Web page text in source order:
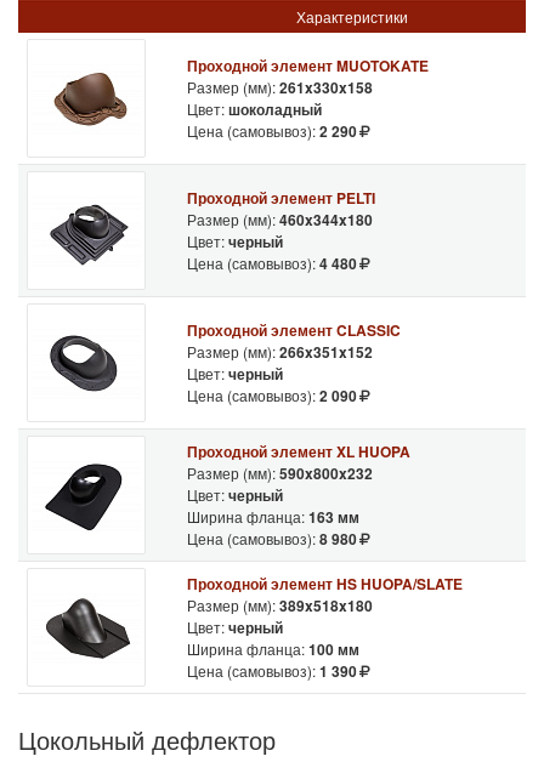
Характеристики
Проходной элемент MUOTOKATE
Размер (мм):261x330x158
Цвет:шоколадный
Цена (самовывоз):2 290
Проходной элемент PELTI
Размер (мм):460x344x180
Цвет:черный
Цена (самовывоз):4 480
Проходной элемент CLASSIC
Размер (мм):266x351x152
Цвет:черный
Цена (самовывоз):2 090
Проходной элемент XL HUOPA
Размер (мм):590x800x232
Цвет:черный
Ширина фланца:163 мм
Цена (самовывоз):8 980
Проходной элемент HS HUOPA/SLATE
Размер (мм):389x518x180
Цвет:черный
Ширина фланца:100 мм
Цена (самовывоз):1 390
Цокольный дефлектор